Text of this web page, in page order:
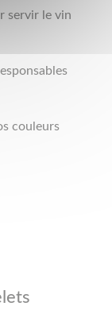
servir le vin
couleurs